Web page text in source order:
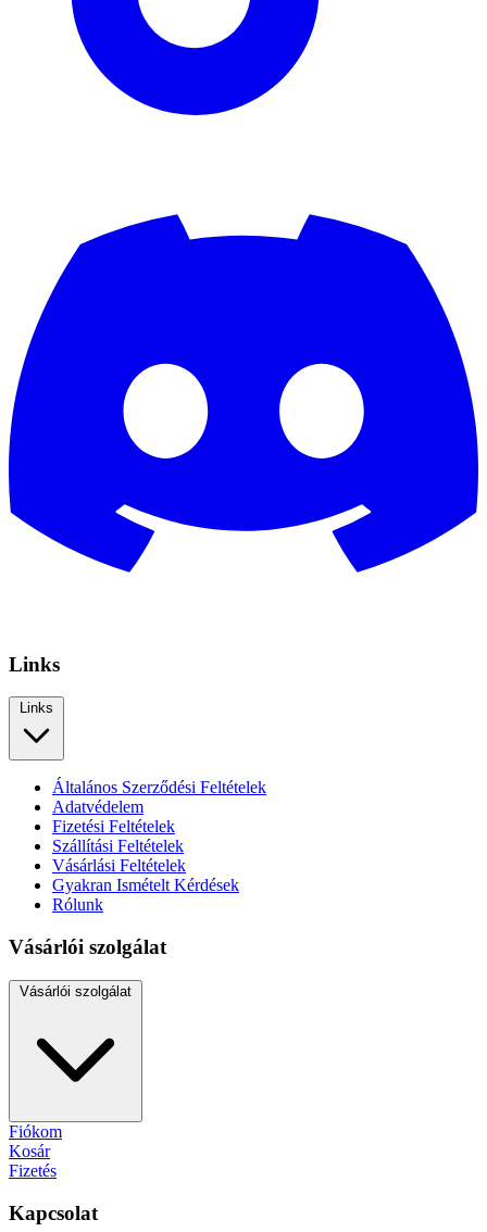
Links
Links
Általános Szerződési Feltételek
Adatvédelem
Fizetési Feltételek
Szállítási Feltételek
Vásárlási Feltételek
Gyakran Ismételt Kérdések
Rólunk
Vásárlói szolgálat
Vásárlói szolgálat
Fiókom
Kosár
Fizetés
Kapcsolat